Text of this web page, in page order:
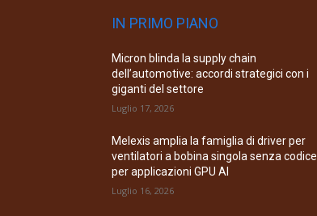
IN PRIMO PIANO
Micron blinda la supply chain
dell’automotive: accordi strategici con i
giganti del settore
Luglio 17, 2026
Melexis amplia la famiglia di driver per
ventilatori a bobina singola senza codice
per applicazioni GPU AI
Luglio 16, 2026